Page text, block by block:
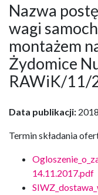
Nazwa
wagi
montażem
Żydomice
RAWiK/11/
Data publikacji:
Termin składania
14.11.2017.pdf